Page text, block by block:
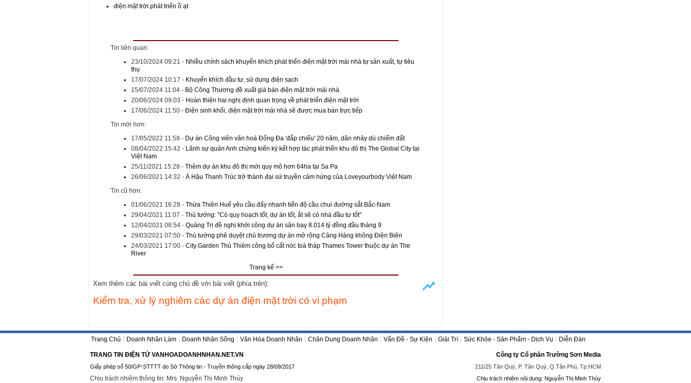
điện mặt trời phát triển ồ ạt
Tin liên quan:
23/10/2024 09:21 - Nhiều chính sách khuyến khích phát triển điện mặt trời mái nhà tự sản xuất, tự tiêu
thụ
17/07/2024 10:17 - Khuyến khích đầu tư, sử dụng điện sạch
15/07/2024 11:04- Bộ Công Thương đề xuất giá bán điện mặt trời mái nhà
20/06/2024 09:03 - Hoàn thiện hai nghị định quan trọng về phát triển điện mặt trời
17/06/2024 11:50- Điện sinh khối, điện mặt trời mái nhà sẽ được mua bán trực tiếp
Tin mới hơn:
17/05/2022 11:58- Dự án Công viên văn hoá Đống Đa 'đắp chiếu' 20 năm, dân nhảy dù chiếm đất
08/04/2022 15:42 - Lãnh sự quán Anh chứng kiến ký kết hợp tác phát triển khu đô thị The Global City tại
Việt Nam
25/11/2021 15:28- Thêm dự án khu đô thị mới quy mô hơn 64ha tại Sa Pa
26/06/2021 14:32 - Á Hậu Thanh Trúc trở thành đại sứ truyền cảm hứng của Loveyourbody Việt Nam
Tin cũ hơn:
01/06/2021 16:28- Thừa Thiên Huế yêu cầu đẩy nhanh tiến độ cầu chui đường sắt Bắc-Nam
29/04/2021 11:07 - Thủ tướng: "Có quy hoạch tốt, dự án tốt, ắt sẽ có nhà đầu tư tốt"
12/04/2021 08:54- Quảng Trị đề nghị khởi công dự án sân bay 8.014 tỷ đồng đầu tháng 9
29/03/2021 07:50- Thủ tướng phê duyệt chủ trương dự án mở rộng Cảng Hàng không Điện Biên
24/03/2021 17:00- City Garden Thủ Thiêm công bố cất nóc toà tháp Thames Tower thuộc dự án The
River
Trang kế >>
Xem thêm các bài viết cùng chủ đề với bài viết (phía trên):
Kiểm tra, xử lý nghiêm các dự án điện mặt trời có vi phạm
Trang Chủ Doanh Nhân Làm Doanh Nhân Sống Văn Hóa Doanh Nhân Chân Dung Doanh Nhân Vấn Đề - Sự Kiện Giải Trí Sức Khỏe - Sản Phẩm - Dịch Vụ Diễn Đàn
TRANG TIN ĐIỆN TỬ VANHOADOANHNHAN.NET.VN
Giấy phép số 50/GP-STTTT do Sở Thông tin - Truyền thông cấp ngày 28/09/2017
Chịu trách nhiệm thông tin: Mrs. Nguyễn Thị Minh Thúy
Công ty Cổ phần Trường Sơn Media
211/25 Tân Quý, P. Tân Quý, Q.Tân Phú, Tp.HCM
Chịu trách nhiệm nội dung: Nguyễn Thị Minh Thúy